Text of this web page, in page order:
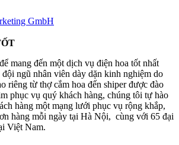
GmbH
mang đến một dịch vụ điện hoa tốt nhất
đội ngũ nhân viên dày dặn kinh nghiệm do
riêng từ thợ cắm hoa đến shiper được đào
phục vụ quý khách hàng, chúng tôi tự hào
hàng một mạng lưới phục vụ rộng khắp,
hàng mỗi ngày tại Hà Nội, cùng với 65 đại
Việt Nam.